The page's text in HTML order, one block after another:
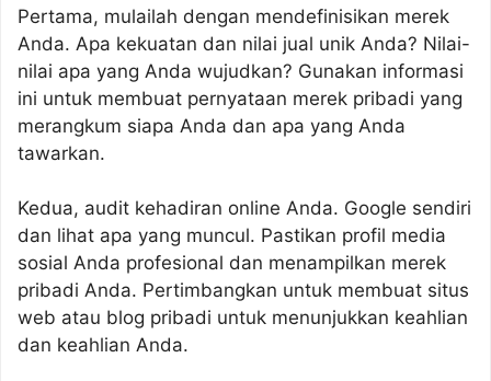
Pertama, mulailah dengan mendefinisikan merek
Anda. Apa kekuatan dan nilai jual unik Anda? Nilai-
nilai apa yang Anda wujudkan? Gunakan informasi
ini untuk membuat pernyataan merek pribadi yang
merangkum siapa Anda dan apa yang Anda
tawarkan.
Kedua, audit kehadiran online Anda. Google sendiri
dan lihat apa yang muncul. Pastikan profil media
sosial Anda profesional dan menampilkan merek
pribadi Anda. Pertimbangkan untuk membuat situs
web atau blog pribadi untuk menunjukkan keahlian
dan keahlian Anda.